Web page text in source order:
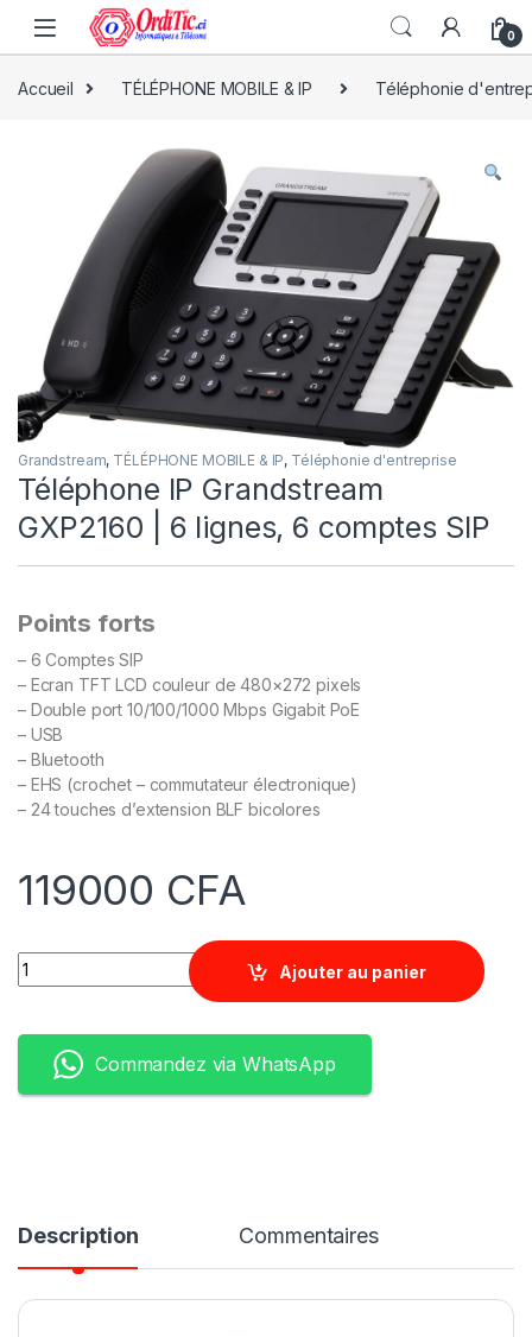
0
Accueil TÉLÉPHONE MOBILE & IP Téléphonie
Grandstream, TÉLÉPHONE MOBILE & IP, Téléphonie d'entreprise
Téléphone IP Grandstream
GXP2160 | 6 lignes, 6 comptes SIP
Points forts
– 6 Comptes SIP
– Ecran TFT LCD couleur de 480×272 pixels
– Double port 10/100/1000 Mbps Gigabit PoE
– USB
– Bluetooth
– EHS (crochet – commutateur électronique)
– 24 touches d’extension BLF bicolores
119000 CFA
Quantity
Ajouter au panier
Commandez via WhatsApp
Description Commentaires